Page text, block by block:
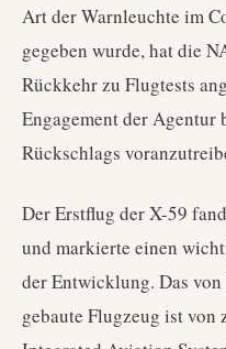
Art der Warnleuchte im
gegeben wurde, hat die
Rückkehr zu Flugtests
Engagement der Agentur
Rückschlags
Der Erstflug der X-59
und markierte einen
der Entwicklung. Das
gebaute Flugzeug ist von